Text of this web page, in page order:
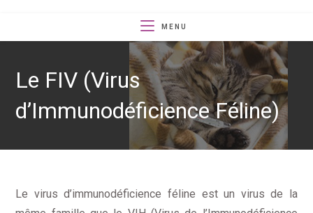
MENU
Le FIV (Virus
d’Immunodéficience Féline)
Le virus d’immunodéficience féline est un virus de la